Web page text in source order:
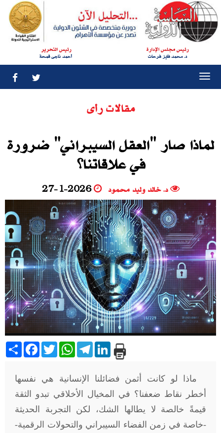
رئيس مجلس الإدارة
د. محمد فايز فرحات
رئيس التحرير
أحمد ناجى قمحة
مقالات رأى
لماذا صار "العقل السيبراني" ضرورة
في علاقاتنا؟
د. خالد وليد محمود 27-1-2026
Share Facebook
TwitterWhatsAppTelegramLinkedIn
ماذا لو كانت أثمن فضائلنا الإنسانية هي نفسها
أخطر نقاط ضعفنا؟ في المخيال الأخلاقي تبدو الثقة
قيمةً خالصة لا يطالها الشك، لكن التجربة الحديثة
-خاصة في زمن الفضاء السيبراني والتحولات الرقمية-